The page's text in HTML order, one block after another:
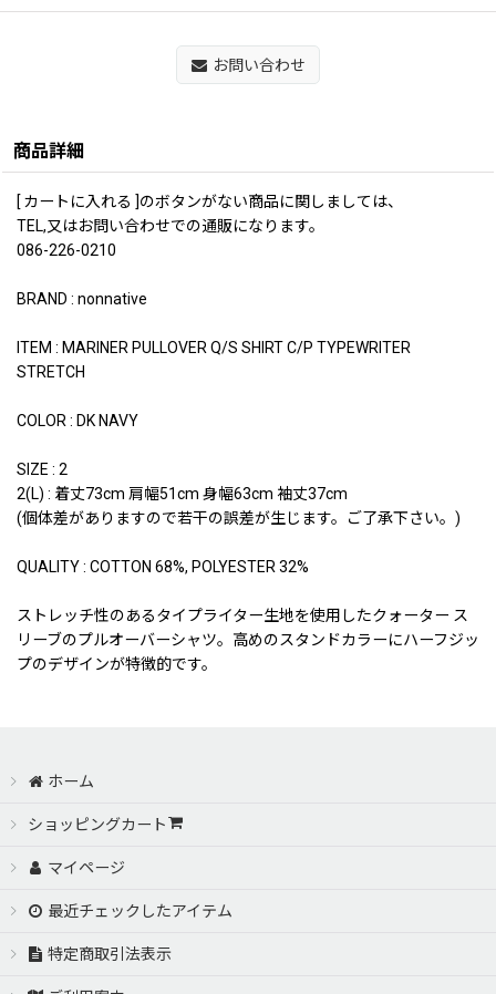
お問い合わせ
商品詳細
[ カートに入れる ]のボタンがない商品に関しましては、
TEL,又はお問い合わせでの通販になります。
086-226-0210
BRAND : nonnative
ITEM : MARINER PULLOVER Q/S SHIRT C/P TYPEWRITER
STRETCH
COLOR : DK NAVY
SIZE : 2
2(L) : 着丈73cm 肩幅51cm 身幅63cm 袖丈37cm
(個体差がありますので若干の誤差が生じます。ご了承下さい。)
QUALITY : COTTON 68%, POLYESTER 32%
ストレッチ性のあるタイプライター生地を使用したクォーター ス
リーブのプルオーバーシャツ。高めのスタンドカラーにハーフジッ
プのデザインが特徴的です。
ホーム
ショッピングカート
マイページ
最近チェックしたアイテム
特定商取引法表示